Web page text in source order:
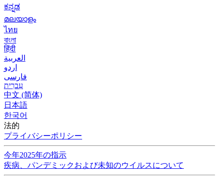
ಕನ್ನಡ
മലയാളം
ไทย
বাংলা
हिंदी
العربية
اردو
فارسی
עִברִית
中文 (简体)
日本語
한국어
法的
プライバシーポリシー
今年2025年の指示
疾病、パンデミックおよび未知のウイルスについて